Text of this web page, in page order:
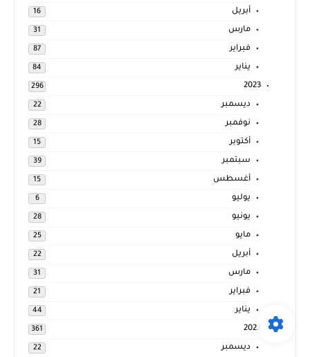
أبريل 16
مارس 31
فبراير 87
يناير 84
2023
296
ديسمبر 22
نوفمبر 28
أكتوبر 15
سبتمبر 39
أغسطس 15
يوليو 6
يونيو 28
مايو 25
أبريل 22
مارس 31
فبراير 21
يناير 44
2022
361
ديسمبر 22